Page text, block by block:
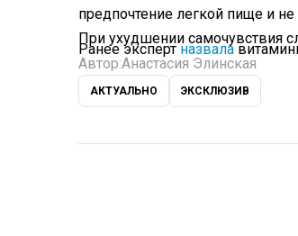
предпочтение легкой пище и
При ухудшении самочувствия
Ранее экспертназвала
Автор:Анастасия Элинская
АКТУАЛЬНО ЭКСКЛЮЗИВ